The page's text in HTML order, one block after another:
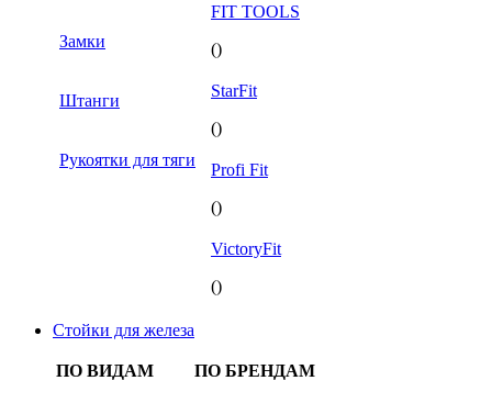
Замки
Штанги
Рукоятки для тяги
FIT TOOLS
()
StarFit
()
Profi Fit
()
VictoryFit
()
Стойки для железа
ПО ВИДАМ ПО БРЕНДАМ